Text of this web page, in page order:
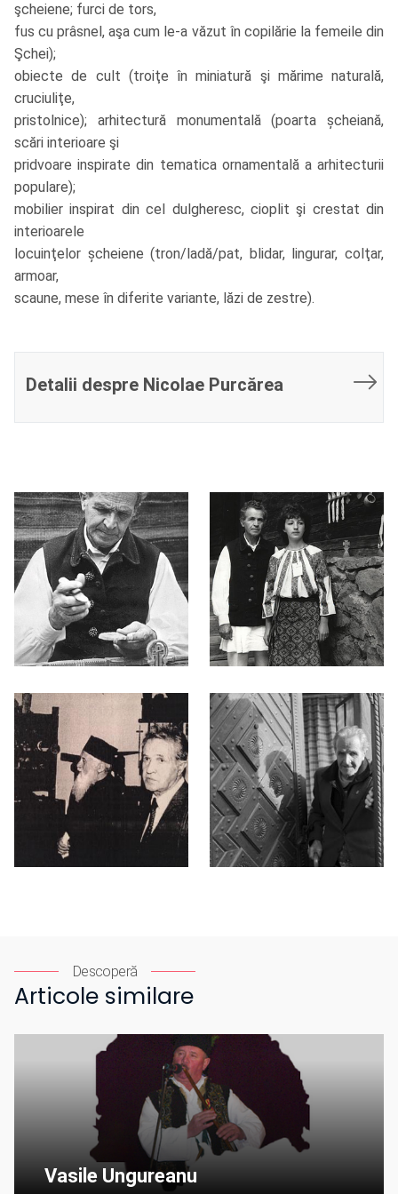
şcheiene; furci de tors,
fus cu prâsnel, aşa cum le-a văzut în copilărie la femeile din
Şchei);
obiecte de cult (troiţe în miniatură şi mărime naturală,
cruciuliţe,
pristolnice); arhitectură monumentală (poarta șcheiană,
scări interioare şi
pridvoare inspirate din tematica ornamentală a arhitecturii
populare);
mobilier inspirat din cel dulgheresc, cioplit şi crestat din
interioarele
locuinţelor șcheiene (tron/ladă/pat, blidar, lingurar, colţar,
armoar,
scaune, mese în diferite variante, lăzi de zestre).
Detalii despre Nicolae Purcărea
Descoperă
Articole similare
Vasile Ungureanu